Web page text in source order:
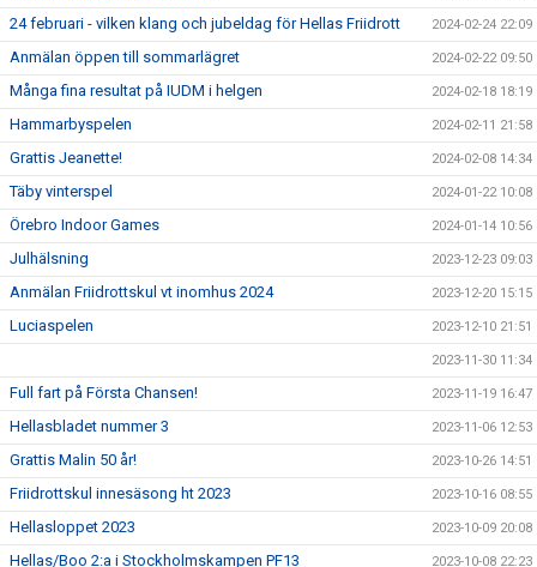
24 februari - vilken klang och jubeldag för Hellas Friidrott 2024-02-24 22:09
Anmälan öppen till sommarlägret 2024-02-22 09:50
Många fina resultat på IUDM i helgen 2024-02-18 18:19
Hammarbyspelen 2024-02-11 21:58
Grattis Jeanette! 2024-02-08 14:34
Täby vinterspel 2024-01-22 10:08
Örebro Indoor Games 2024-01-14 10:56
Julhälsning 2023-12-23 09:03
Anmälan Friidrottskul vt inomhus 2024 2023-12-20 15:15
Luciaspelen 2023-12-10 21:51
2023-11-30 11:34
Full fart på Första Chansen! 2023-11-19 16:47
Hellasbladet nummer 3 2023-11-06 12:53
Grattis Malin 50 år! 2023-10-26 14:51
Friidrottskul innesäsong ht 2023 2023-10-16 08:55
Hellasloppet 2023 2023-10-09 20:08
Hellas/Boo 2:a i Stockholmskampen PF13 2023-10-08 22:23